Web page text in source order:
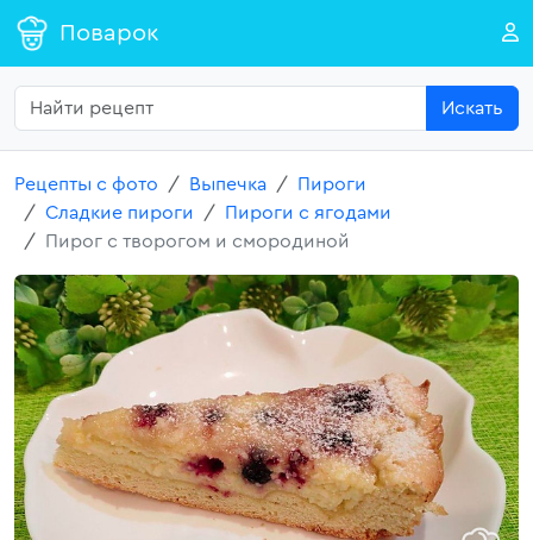
Поварок
Искать
Рецепты с фото Выпечка
Пироги
Сладкие пироги
Пироги с ягодами
Пирог с творогом и смородиной